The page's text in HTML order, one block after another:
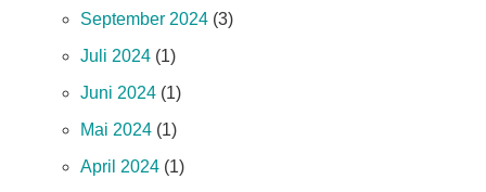
September 2024 (3)
Juli 2024 (1)
Juni 2024 (1)
Mai 2024 (1)
April 2024 (1)